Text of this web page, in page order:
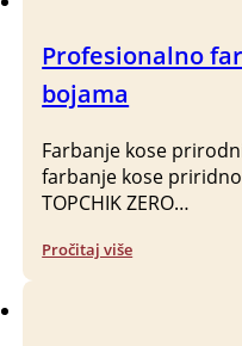
Profesionalno
bojama
Farbanje kose
farbanje kose
TOPCHIK ZERO…
Pročitaj više